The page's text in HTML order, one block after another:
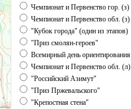
Чемпионат и Первенство гор. (з)
Чемпионат и Первенство обл. (з)
"Кубок города" (один из этапов)
"Приз смолян-героев"
Всемирный день ориентирования
Чемпионат и Первенство обл. (л)
"Российский Азимут"
"Приз Пржевальского"
"Крепостная стена"